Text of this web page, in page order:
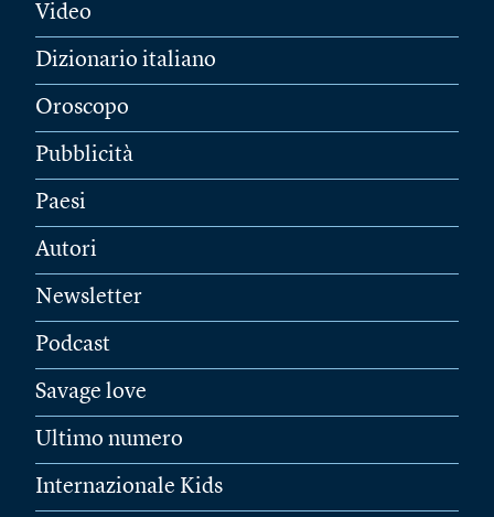
Video
Dizionario italiano
Oroscopo
Pubblicità
Paesi
Autori
Newsletter
Podcast
Savage love
Ultimo numero
Internazionale Kids